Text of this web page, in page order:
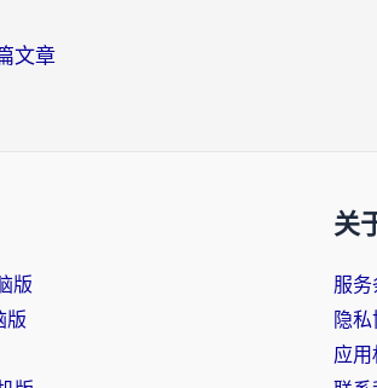
文章
版
版
关
服务
隐
应用